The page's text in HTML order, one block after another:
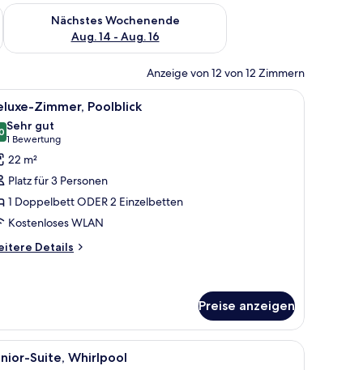
Aug. 7 - Aug. 9.
Nächstes Wochenende
Aug. 14 - Aug. 16
Überprüfe die Verfügbarkeit für nächstes Wochenende, Aug.
Anzeige von 12 von 12 Zimmern
Bett, einem Holzkopfteil, einer kleinen Sitzecke und Blick auf den
Ein Balkon mit Glasgeländer, einem
8 Zimmer, Poolblick
von 10
Sehr gut
1 Bewertung
(1
Bewertung)
22 m²
Platz für 3 Personen
1 Doppelbett ODER 2 Einzelbetten
Kostenloses WLAN
Details
Preise anzeigen
einem Holzschrank und einem Landschaftsbild an der Wand.
Ein Hotelzimmer mit einem großen Bett,
25 Suite, Whirlpool